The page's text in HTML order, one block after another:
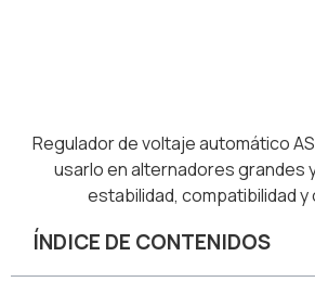
Regulador de voltaje automático
usarlo en alternadores grandes
estabilidad, compatibilidad
ÍNDICE DE CONTENIDOS